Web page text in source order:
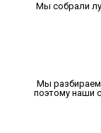
Мы собрали
Мы
поэтому наши